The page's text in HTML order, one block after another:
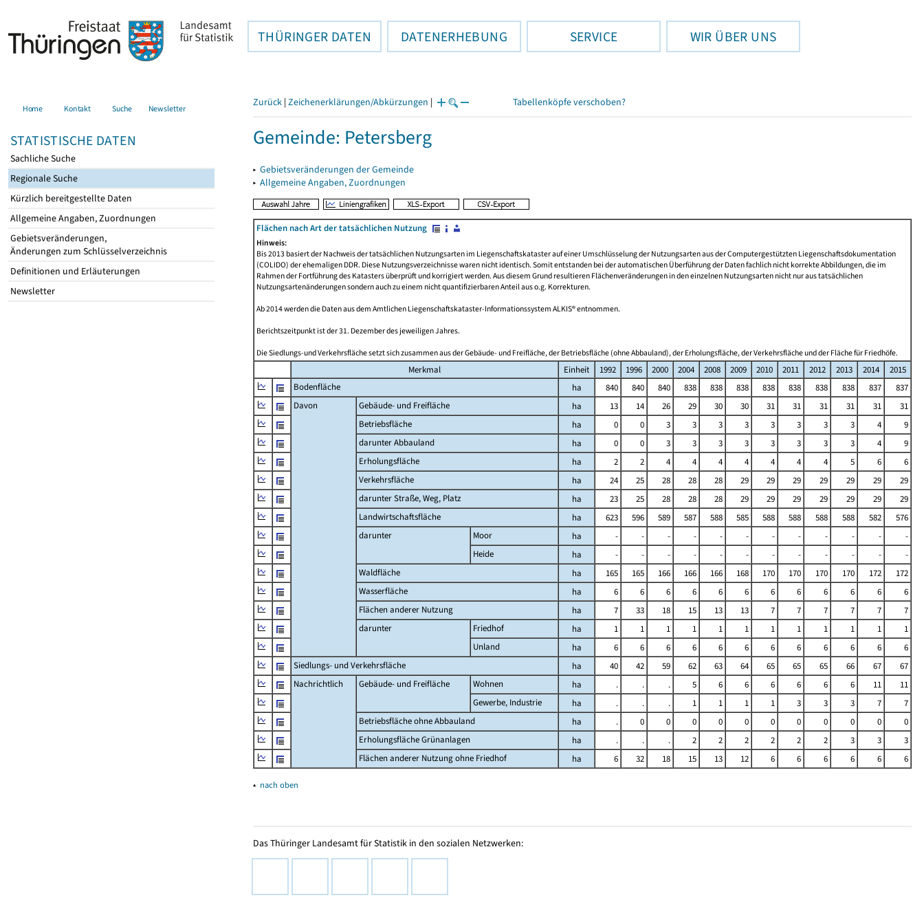
THÜRINGER DATEN DATENERHEBUNG SERVICE WIR ÜBER UNS
Home Kontakt Suche Newsletter
STATISTISCHE DATEN
Sachliche Suche
Regionale Suche
Kürzlich bereitgestellte Daten
Allgemeine Angaben, Zuordnungen
Gebietsveränderungen,
Änderungen zum Schlüsselverzeichnis
Definitionen und Erläuterungen
Newsletter
Zurück | Zeichenerklärungen/Abkürzungen | Tabellenköpfe verschoben?
Gemeinde: Petersberg
▸ Gebietsveränderungen der Gemeinde
▸ Allgemeine Angaben, Zuordnungen
Flächen nach Art der tatsächlichen Nutzung
Hinweis:
Bis 2013 basiert der Nachweis der tatsächlichen Nutzungsarten im Liegenschaftskataster auf einer Umschlüsselung der Nutzungsarten aus der Computergestützten Liegenschaftsdokumentation
(COLIDO) der ehemaligen DDR. Diese Nutzungsverzeichnisse waren nicht identisch. Somit entstanden bei der automatischen Überführung der Daten fachlich nicht korrekte Abbildungen, die im
Rahmen der Fortführung des Katasters überprüft und korrigiert werden. Aus diesem Grund resultieren Flächenveränderungen in den einzelnen Nutzungsarten nicht nur aus tatsächlichen
Nutzungsartenänderungen sondern auch zu einem nicht quantifizierbaren Anteil aus o.g. Korrekturen.
Ab 2014 werden die Daten aus dem Amtlichen Liegenschaftskataster-Informationssystem ALKIS® entnommen.
Berichtszeitpunkt ist der 31. Dezember des jeweiligen Jahres.
Die Siedlungs-und Verkehrsfläche setzt sich zusammen aus der Gebäude- und Freifläche, der Betriebsfläche (ohne Abbauland), der Erholungsfläche, der Verkehrsfläche und der Fläche für Friedhöfe.
Merkmal Einheit 1992 1996 2000 2004 2008 2009 2010 2011 2012 2013 2014
2015
Bodenfläche
ha 840 840 840 838 838 838 838 838 838 838 837
837
Davon
Gebäude- und Freifläche ha 13 14 26 29 30 30 31 31 31 31 31
31
Betriebsfläche
ha 0 0 3 3 3 3 3 3 3 3 4
9
darunter Abbauland
ha 0 0 3 3 3 3 3 3 3 3 4
9
Erholungsfläche
ha 2 2 4 4 4 4 4 4 4 5 6
6
Verkehrsfläche
ha 24 25 28 28 28 29 29 29 29 29 29
29
darunter Straße, Weg, Platz
ha 23 25 28 28 28 29 29 29 29 29 29
29
Landwirtschaftsfläche
ha 623 596 589 587 588 585 588 588 588 588 582
576
darunter
Moor ha - - - - - - - - - - -
-
Heide
ha - - - - - - - - - - -
-
Waldfläche
ha 165 165 166 166 166 168 170 170 170 170 172
172
Wasserfläche
ha 6 6 6 6 6 6 6 6 6 6 6
6
Flächen anderer Nutzung
ha 7 33 18 15 13 13 7 7 7 7 7
7
darunter
Friedhof ha 1 1 1 1 1 1 1 1 1 1 1
1
Unland
ha 6 6 6 6 6 6 6 6 6 6 6
6
Siedlungs- und Verkehrsfläche
ha 40 42 59 62 63 64 65 65 65 66 67
67
Nachrichtlich
Gebäude- und Freifläche Wohnen ha . . . 5 6 6 6 6 6 6 11
11
Gewerbe, Industrie
ha . . . 1 1 1 1 3 3 3 7
7
Betriebsfläche ohne Abbauland
ha . 0 0 0 0 0 0 0 0 0 0
0
Erholungsfläche Grünanlagen
ha . . . 2 2 2 2 2 2 3 3
3
Flächen anderer Nutzung ohne Friedhof
ha 6 32 18 15 13 12 6 6 6 6 6 6
▴ nach oben
Das Thüringer Landesamt für Statistik in den sozialen Netzwerken: